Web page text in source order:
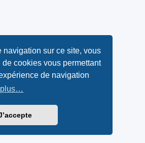
navigation sur ce site, vous
de cookies vous permettant
de navigation
plus…